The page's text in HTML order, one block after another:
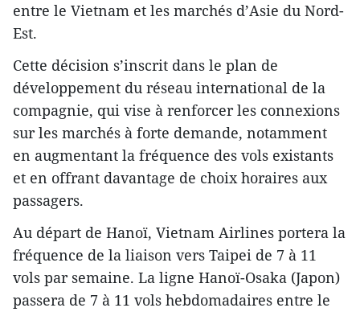
entre le Vietnam et les marchés d’Asie du Nord-
Est.
Cette décision s’inscrit dans le plan de
développement du réseau international de la
compagnie, qui vise à renforcer les connexions
sur les marchés à forte demande, notamment
en augmentant la fréquence des vols existants
et en offrant davantage de choix horaires aux
passagers.
Au départ de Hanoï, Vietnam Airlines portera la
fréquence de la liaison vers Taipei de 7 à 11
vols par semaine. La ligne Hanoï-Osaka (Japon)
passera de 7 à 11 vols hebdomadaires entre le